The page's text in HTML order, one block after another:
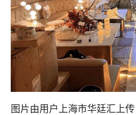
图片由用户上海市华廷汇上